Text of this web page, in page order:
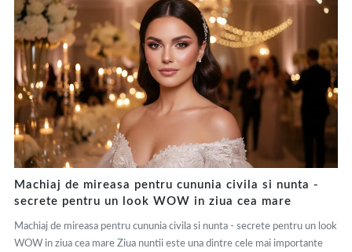
Machiaj de mireasa pentru cununia civila si nunta -
secrete pentru un look WOW in ziua cea mare
Machiaj de mireasa pentru cununia civila si nunta - secrete pentru un look
WOW in ziua cea mare Ziua nuntii este una dintre cele mai importante